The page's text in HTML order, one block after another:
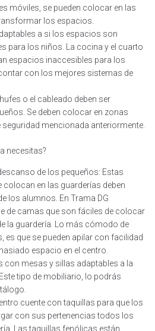
móviles, se pueden colocar en las
los espacios.
a si los espacios son
para los niños. La cocina y el cuarto
espacios inaccesibles para los
con los mejores sistemas de
o el cableado deben ser
Se deben colocar en zonas
seguridad mencionada anteriormente.
necesitas?
de los pequeños: Estas
colocan en las guarderías deben
los alumnos. En Trama DG
de camas que son fáciles de colocar
la guardería. Lo más cómodo de
es que se pueden apilar con facilidad
espacio en el centro.
con mesas y sillas adaptables a la
tipo de mobiliario, lo podrás
cuente con taquillas para que los
con sus pertenencias todos los
Las taquillas fenólicas están